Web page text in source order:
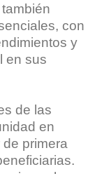
con
y
en sus
de las
en
primera